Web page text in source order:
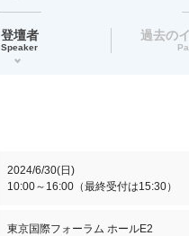
登壇者
Speaker
過去の
2024/6/30(日)
10:00～16:00（最終受付は15:30）
東京国際フォーラム ホールE2